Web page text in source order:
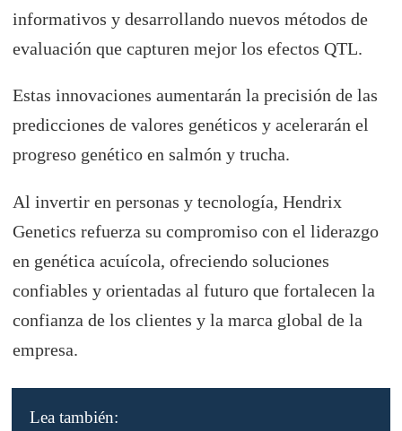
informativos y desarrollando nuevos métodos de
evaluación que capturen mejor los efectos QTL.
Estas innovaciones aumentarán la precisión de las
predicciones de valores genéticos y acelerarán el
progreso genético en salmón y trucha.
Al invertir en personas y tecnología, Hendrix
Genetics refuerza su compromiso con el liderazgo
en genética acuícola, ofreciendo soluciones
confiables y orientadas al futuro que fortalecen la
confianza de los clientes y la marca global de la
empresa.
Lea también: